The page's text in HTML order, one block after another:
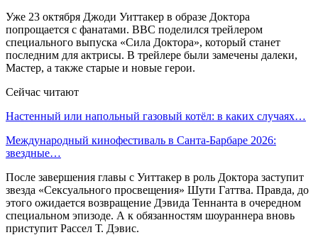
Уже 23 октября Джоди Уиттакер в образе Доктора
попрощается с фанатами. BBC поделился трейлером
специального выпуска «Сила Доктора», который станет
последним для актрисы. В трейлере были замечены далеки,
Мастер, а также старые и новые герои.
Сейчас читают
Настенный или напольный газовый котёл: в каких случаях…
Международный кинофестиваль в Санта-Барбаре 2026:
звездные…
После завершения главы с Уиттакер в роль Доктора заступит
звезда «Сексуального просвещения» Шути Гаттва. Правда, до
этого ожидается возвращение Дэвида Теннанта в очередном
специальном эпизоде. А к обязанностям шоураннера вновь
приступит Рассел Т. Дэвис.